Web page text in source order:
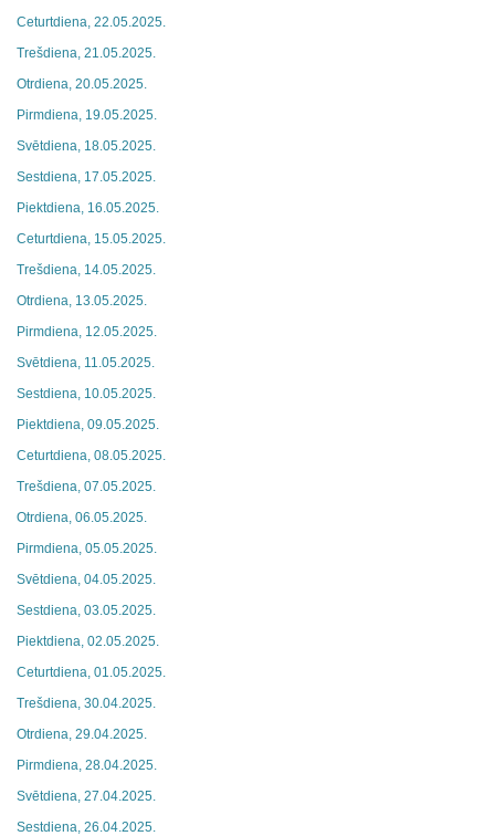
Ceturtdiena, 22.05.2025.
Trešdiena, 21.05.2025.
Otrdiena, 20.05.2025.
Pirmdiena, 19.05.2025.
Svētdiena, 18.05.2025.
Sestdiena, 17.05.2025.
Piektdiena, 16.05.2025.
Ceturtdiena, 15.05.2025.
Trešdiena, 14.05.2025.
Otrdiena, 13.05.2025.
Pirmdiena, 12.05.2025.
Svētdiena, 11.05.2025.
Sestdiena, 10.05.2025.
Piektdiena, 09.05.2025.
Ceturtdiena, 08.05.2025.
Trešdiena, 07.05.2025.
Otrdiena, 06.05.2025.
Pirmdiena, 05.05.2025.
Svētdiena, 04.05.2025.
Sestdiena, 03.05.2025.
Piektdiena, 02.05.2025.
Ceturtdiena, 01.05.2025.
Trešdiena, 30.04.2025.
Otrdiena, 29.04.2025.
Pirmdiena, 28.04.2025.
Svētdiena, 27.04.2025.
Sestdiena, 26.04.2025.